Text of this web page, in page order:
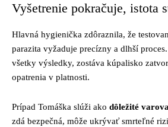
Vyšetrenie pokračuje, istota
Hlavná hygienička zdôraznila, že
parazita vyžaduje precízny a dlhší
všetky výsledky, zostáva kúpalisko
opatrenia v platnosti.
Prípad Tomáška slúži ako dôležité
zdá bezpečná, môže ukrývať smrteľné